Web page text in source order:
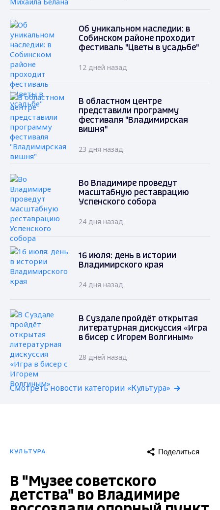
Об уникальном наследии: в
Собинском районе проходит
фестиваль "Цветы в усадьбе"
12 дней назад
В областном центре
представили программу
фестиваля "Владимирская
вишня"
23 дня назад
Во Владимире проведут
масштабную реставрацию
Успенского собора
24 дня назад
16 июля: день в истории
Владимирского края
24 дня назад
В Суздале пройдёт открытая
литературная дискуссия «Игра
в бисер с Игорем Волгиным»
28 дней назад
Смотреть новости категории «Культура»
КУЛЬТУРА Поделиться
В "Музее советского
детства" во Владимире